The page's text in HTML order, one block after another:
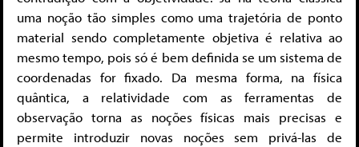
uma noção tão simples como uma trajetória de ponto
material sendo completamente objetiva é relativa ao
mesmo tempo, pois só é bem definida se um sistema de
coordenadas for fixado. Da mesma forma, na física
quântica, a relatividade com as ferramentas de
observação torna as noções físicas mais precisas e
permite introduzir novas noções sem privá-las de